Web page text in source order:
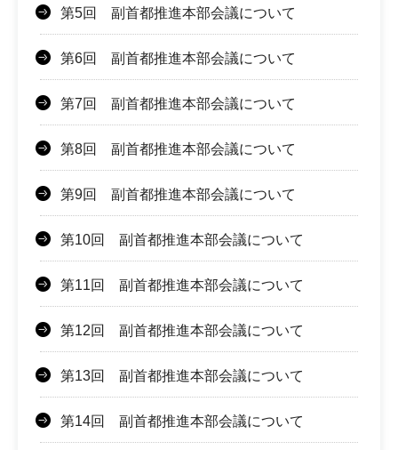
第5回 副首都推進本部会議について
第6回 副首都推進本部会議について
第7回 副首都推進本部会議について
第8回 副首都推進本部会議について
第9回 副首都推進本部会議について
第10回 副首都推進本部会議について
第11回 副首都推進本部会議について
第12回 副首都推進本部会議について
第13回 副首都推進本部会議について
第14回 副首都推進本部会議について